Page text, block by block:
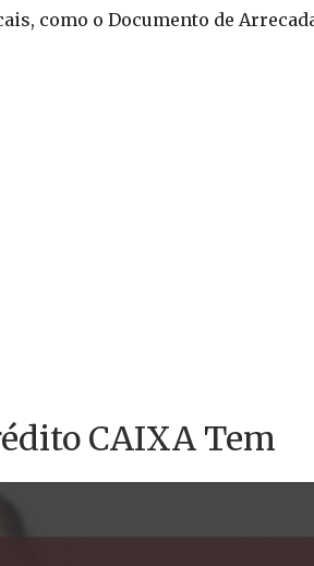
como o Documento de
CAIXA Tem